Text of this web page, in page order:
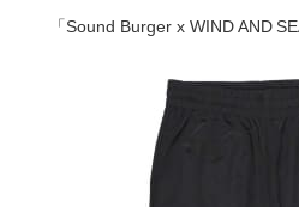
「Sound Burger x WIND AND